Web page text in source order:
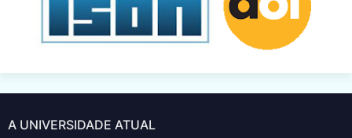
A UNIVERSIDADE ATUAL